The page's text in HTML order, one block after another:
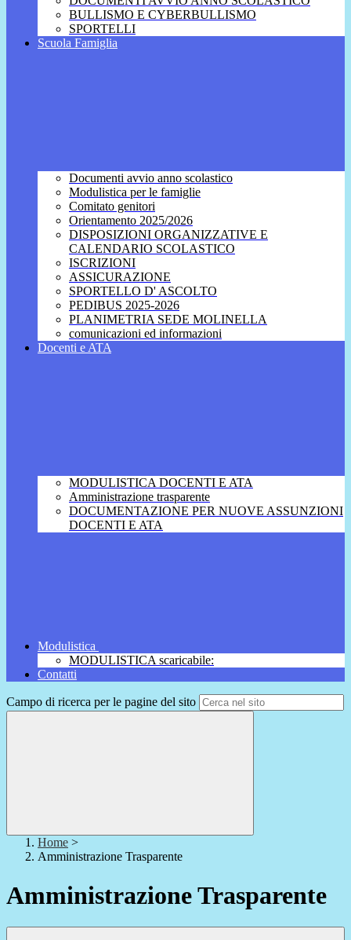
BULLISMO E CYBERBULLISMO
SPORTELLI
Scuola Famiglia
Documenti avvio anno scolastico
Modulistica per le famiglie
Comitato genitori
Orientamento 2025/2026
DISPOSIZIONI ORGANIZZATIVE E
CALENDARIO SCOLASTICO
ISCRIZIONI
ASSICURAZIONE
SPORTELLO D' ASCOLTO
PEDIBUS 2025-2026
PLANIMETRIA SEDE MOLINELLA
comunicazioni ed informazioni
Docenti e ATA
MODULISTICA DOCENTI E ATA
Amministrazione trasparente
DOCUMENTAZIONE PER NUOVE ASSUNZIONI
DOCENTI E ATA
Modulistica
MODULISTICA scaricabile:
Contatti
Campo di ricerca per le pagine del sito
Home >
Amministrazione Trasparente
Amministrazione Trasparente